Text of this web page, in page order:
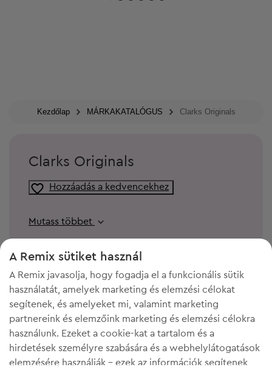
Kezdőlap MÁRKAKATALÓGUS Clarks Originals
Clarks Originals
Hozzáadás a kedvencekhez
Mutass többet
A Remix sütiket használ
A Remix javasolja, hogy fogadja el a funkcionális sütik
használatát, amelyek marketing és elemzési célokat
segítenek, és amelyeket mi, valamint marketing
partnereink és elemzőink marketing és elemzési célokra
használunk. Ezeket a cookie-kat a tartalom és a
hirdetések személyre szabására és a webhelylátogatások
elemzésére használják - ezek az információk segítenek